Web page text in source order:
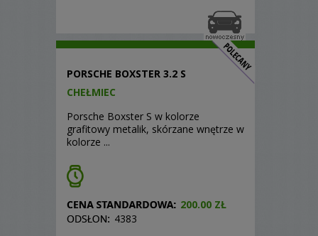
PORSCHE BOXSTER 3.2 S
CHEŁMIEC
Porsche Boxster S w kolorze
grafitowy metalik, skórzane wnętrze w
kolorze ...
200.00 ZŁ
4383